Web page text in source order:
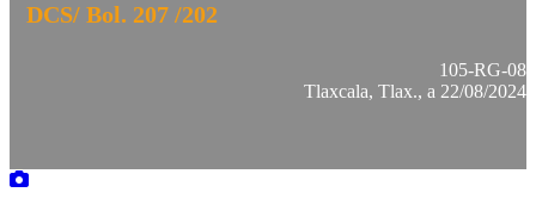
DCS/ Bol. 207 /202
105-RG-08
Tlaxcala, Tlax., a 22/08/2024